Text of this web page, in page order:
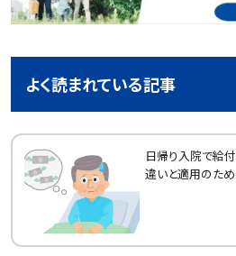
よく読まれている記事
日帰り入院で給
違いと適用のた